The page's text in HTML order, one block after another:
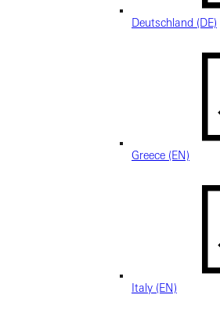
Deutschland (DE)
Greece (EN)
Italy (EN)